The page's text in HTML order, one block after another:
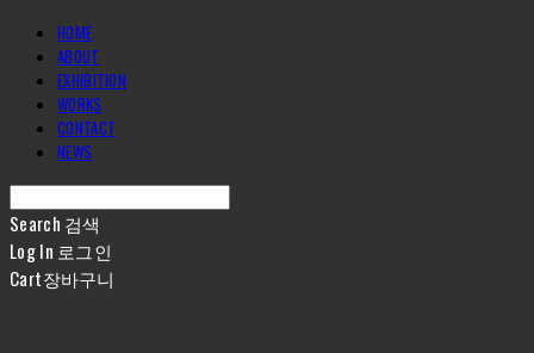
HOME
ABOUT
EXHIBITION
WORKS
CONTACT
NEWS
Search 검색
Log In 로그인
Cart장바구니